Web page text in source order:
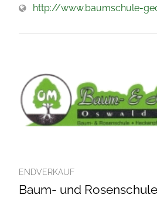
http://www.baumschule-
ENDVERKAUF
Baum- und